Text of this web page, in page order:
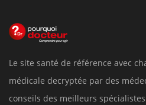
Le site santé de référence avec
médicale decryptée par des
conseils des meilleurs